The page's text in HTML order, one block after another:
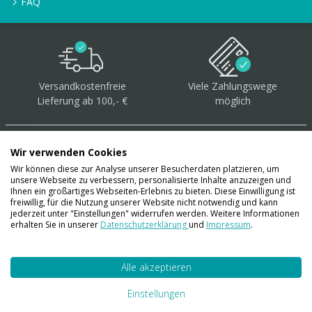
Versandkostenfreie
Lieferung ab 100,- €
Viele Zahlungswege
möglich
Über 40.000 Artikel auf
Lager
Wir verwenden Cookies
Wir können diese zur Analyse unserer Besucherdaten platzieren, um
unsere Webseite zu verbessern, personalisierte Inhalte anzuzeigen und
Ihnen ein großartiges Webseiten-Erlebnis zu bieten. Diese Einwilligung ist
freiwillig, für die Nutzung unserer Website nicht notwendig und kann
jederzeit unter "Einstellungen" widerrufen werden. Weitere Informationen
erhalten Sie in unserer Datenschutzerklärungund Impressum.
Alle akzeptieren
Einstellungen